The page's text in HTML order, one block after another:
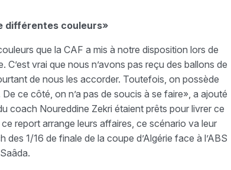
différentes couleurs»
que la CAF a mis à notre disposition lors de
vrai que nous n’avons pas reçu des ballons de
de nous les accorder. Toutefois, on possède
ce côté, on n’a pas de soucis à se faire», a ajouté
coach Noureddine Zekri étaient prêts pour livrer ce
report arrange leurs affaires, ce scénario va leur
1/16 de finale de la coupe d’Algérie face à l’ABS